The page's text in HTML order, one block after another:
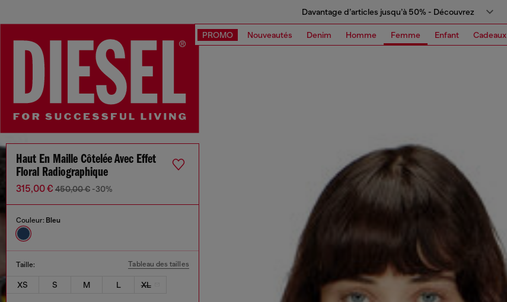
Davantage d’articles jusqu’à 50% - Découvrez
PROMO Nouveautés Denim Homme Femme Enfant Cadeaux
Haut En Maille Côtelée Avec Effet
Floral Radiographique
315,00 € 450,00 € -30%
Couleur: Bleu
Taille: Tableau des tailles
XS S M L XL